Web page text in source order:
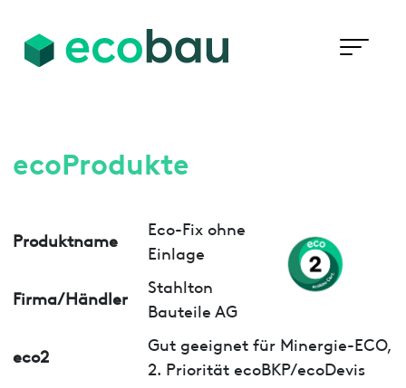
ecoProdukte
Produktname
Eco-Fix ohne
Einlage
Firma/Händler
Stahlton
Bauteile AG
eco2
Gut geeignet für Minergie-ECO,
2. Priorität ecoBKP/ecoDevis